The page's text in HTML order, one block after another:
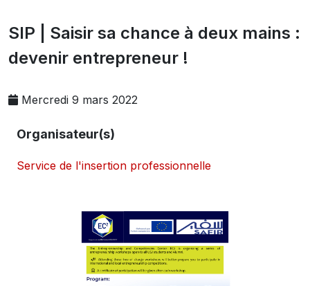
SIP | Saisir sa chance à deux mains :
devenir entrepreneur !
Mercredi 9 mars 2022
Organisateur(s)
Service de l'insertion professionnelle